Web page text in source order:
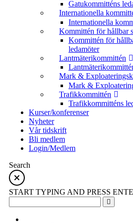
Gatukommitténs
Internationella
Internationella
Kommittén för hållbar
Kommittén för
ledamöter
Lantmäterikommittén
Mark &
Mark &
Trafikkommittén
Trafikkommitténs
Kurser/konferenser
Nyheter
Vår tidskrift
Bli medlem
Login/Medlem
Search
START TYPING AND PRESS